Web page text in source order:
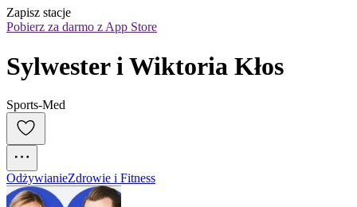
Zapisz stacje
Pobierz za darmo z App Store
Sylwester i Wiktoria Kłos
Sports-Med
OdżywianieZdrowie i Fitness